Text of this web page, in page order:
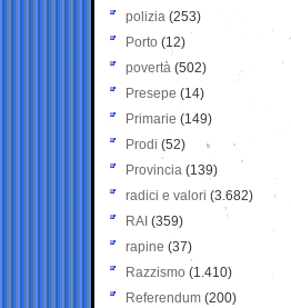
polizia (253)
Porto (12)
povertà (502)
Presepe (14)
Primarie (149)
Prodi (52)
Provincia (139)
radici e valori (3.682)
RAI (359)
rapine (37)
Razzismo (1.410)
Referendum (200)